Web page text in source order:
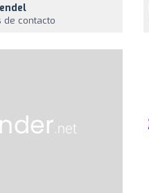
de contacto